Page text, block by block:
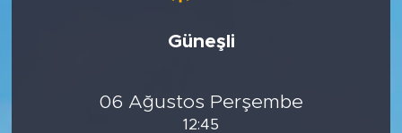
Güneşli
06 Ağustos Perşembe
12:45